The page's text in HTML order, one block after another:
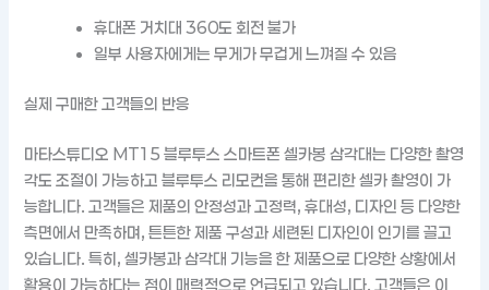
휴대폰 거치대 360도 회전 불가
일부 사용자에게는 무게가 무겁게 느껴질 수 있음
실제 구매한 고객들의 반응
마타스튜디오 MT15 블루투스 스마트폰 셀카봉 삼각대는 다양한 촬영
각도 조절이 가능하고 블루투스 리모컨을 통해 편리한 셀카 촬영이 가
능합니다. 고객들은 제품의 안정성과 고정력, 휴대성, 디자인 등 다양한
측면에서 만족하며, 튼튼한 제품 구성과 세련된 디자인이 인기를 끌고
있습니다. 특히, 셀카봉과 삼각대 기능을 한 제품으로 다양한 상황에서
활용이 가능하다는 점이 매력적으로 언급되고 있습니다. 고객들은 이